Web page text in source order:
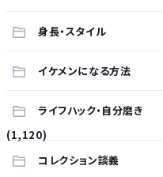
身長・スタイル
イケメンになる方法
ライフハック・自分磨き
(1,120)
コレクション談義